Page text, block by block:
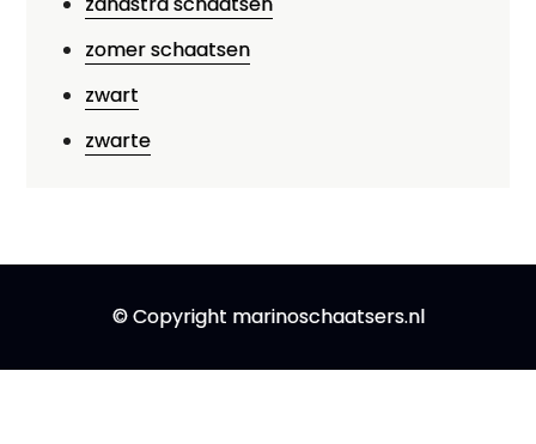
zomer schaatsen
zwart
zwarte
© Copyright marinoschaatsers.nl